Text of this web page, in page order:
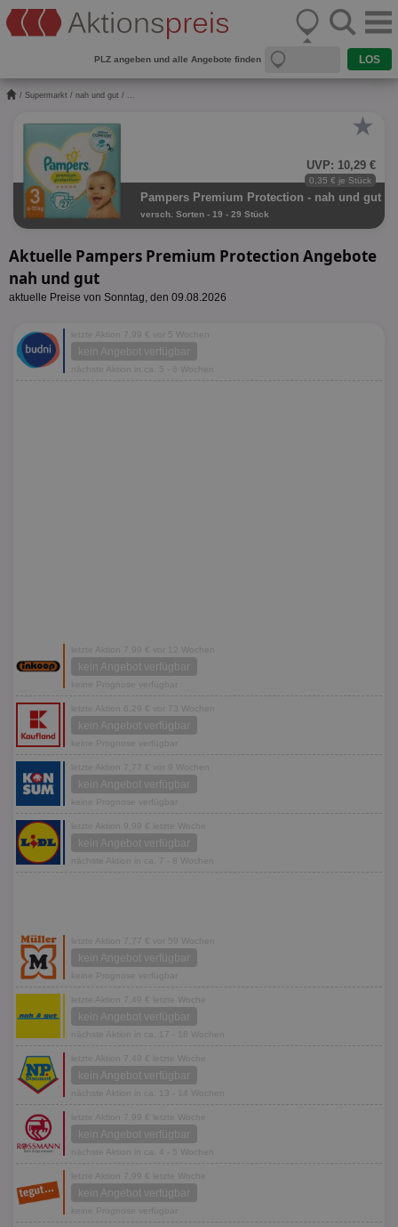
PLZ angeben und alle Angebote finden
/ Supermarkt / nah und gut / ...
★
UVP: 10,29 €
0,35 € je Stück
Pampers Premium Protection - nah und gut
versch. Sorten - 19 - 29 Stück
Aktuelle Pampers Premium Protection Angebote
nah und gut
aktuelle Preise von Sonntag, den 09.08.2026
letzte Aktion 7,99 € vor 5 Wochen
kein Angebot verfügbar
nächste Aktion in ca. 5 - 6 Wochen
letzte Aktion 7,99 € vor 12 Wochen
kein Angebot verfügbar
keine Prognose verfügbar
letzte Aktion 6,29 € vor 73 Wochen
kein Angebot verfügbar
keine Prognose verfügbar
letzte Aktion 7,77 € vor 9 Wochen
kein Angebot verfügbar
keine Prognose verfügbar
letzte Aktion 9,99 € letzte Woche
kein Angebot verfügbar
nächste Aktion in ca. 7 - 8 Wochen
letzte Aktion 7,77 € vor 59 Wochen
kein Angebot verfügbar
keine Prognose verfügbar
letzte Aktion 7,49 € letzte Woche
kein Angebot verfügbar
nächste Aktion in ca. 17 - 18 Wochen
letzte Aktion 7,49 € letzte Woche
kein Angebot verfügbar
nächste Aktion in ca. 13 - 14 Wochen
letzte Aktion 7,99 € letzte Woche
kein Angebot verfügbar
nächste Aktion in ca. 4 - 5 Wochen
letzte Aktion 7,99 € letzte Woche
kein Angebot verfügbar
keine Prognose verfügbar